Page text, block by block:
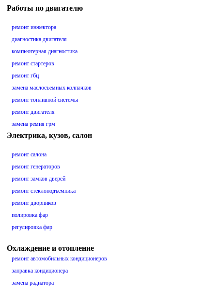
Работы по двигателю
ремонт инжектора
диагностика двигателя
компьютерная диагностика
ремонт стартеров
ремонт гбц
замена маслосъемных колпачков
ремонт топливной системы
ремонт двигателя
замена ремня грм
Электрика, кузов, салон
ремонт салона
ремонт генераторов
ремонт замков дверей
ремонт стеклоподъемника
ремонт дворников
полировка фар
регулировка фар
Охлаждение и отопление
ремонт автомобильных кондиционеров
заправка кондиционера
замена радиатора